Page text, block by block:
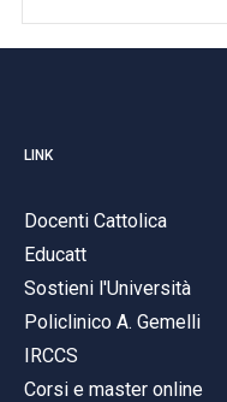
LINK
Docenti Cattolica
Educatt
Sostieni l'Università
Policlinico A. Gemelli
IRCCS
Corsi e master online